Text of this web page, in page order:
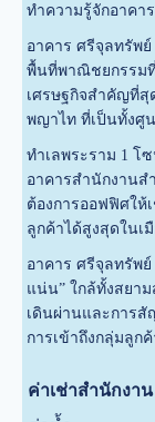
ทำความรู้จักอาคา
อาคาร ศรีจุลทรัพย์
พื้นที่พาณิชยกรรม
เศรษฐกิจสำคัญที่สุ
พญาไท ที่เป็นทั้งศู
ทำเลพระราม 1 โ
อาคารสำนักงานส
ต้องการออฟฟิศให้
ลูกค้าได้สูงสุดในเมื
อาคาร ศรีจุลทรัพ
แน่น” ใกล้ทั้งสยา
เดินผ่านและการสั
การเข้าถึงกลุ่มลูก
ค่าเช่าสำนักงาน